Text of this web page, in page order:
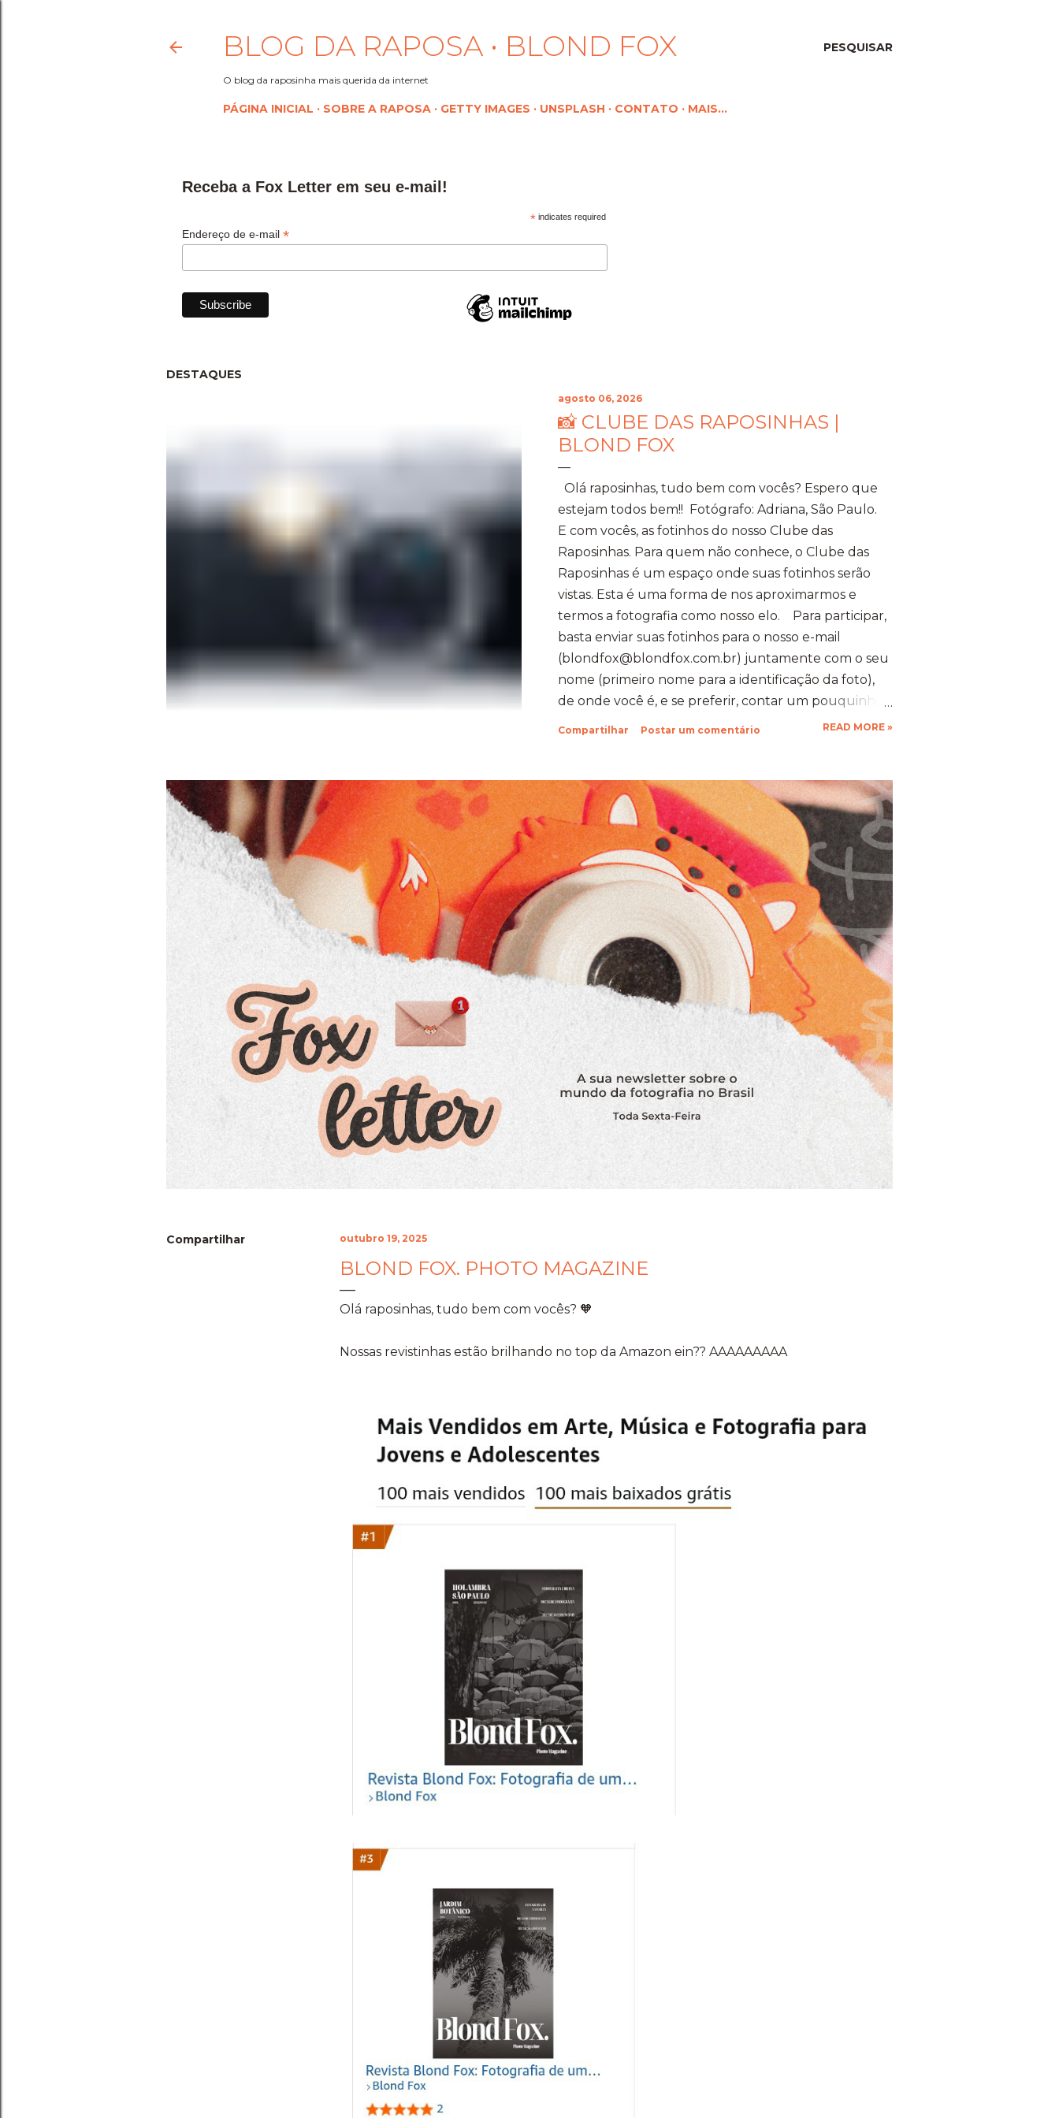
PESQUISAR
BLOG DA RAPOSA • BLOND FOX
O blog da raposinha mais querida da internet
PÁGINA INICIAL SOBRE A RAPOSA GETTY IMAGES UNSPLASH CONTATO MAIS…
Receba a Fox Letter em seu e-mail!
*indicates required
Endereço de e-mail *
DESTAQUES
agosto 06, 2026
📸 CLUBE DAS RAPOSINHAS |
BLOND FOX
Olá raposinhas, tudo bem com vocês? Espero que
estejam todos bem!! Fotógrafo: Adriana, São Paulo.
E com vocês, as fotinhos do nosso Clube das
Raposinhas. Para quem não conhece, o Clube das
Raposinhas é um espaço onde suas fotinhos serão
vistas. Esta é uma forma de nos aproximarmos e
termos a fotografia como nosso elo. Para participar,
basta enviar suas fotinhos para o nosso e-mail
(blondfox@blondfox.com.br) juntamente com o seu
nome (primeiro nome para a identificação da foto),
de onde você é, e se preferir, contar um pouquinho
sobre suas fotinhos. Fique a vontade! Ficarei muito
Compartilhar Postar um comentário READ MORE »
Compartilhar outubro 19, 2025
BLOND FOX. PHOTO MAGAZINE
Olá raposinhas, tudo bem com vocês? 🧡
Nossas revistinhas estão brilhando no top da Amazon ein?? AAAAAAAAA